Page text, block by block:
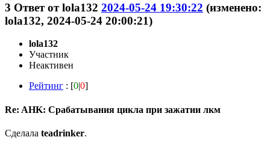
3 Ответ отlola132 2024-05-24 19:30:22 (изменено:
lola132, 2024-05-24 20:00:21)
lola132
Участник
Неактивен
Рейтинг : [0|0]
Re: AHK: Срабатывания цикла при зажатии лкм
Сделала teadrinker.